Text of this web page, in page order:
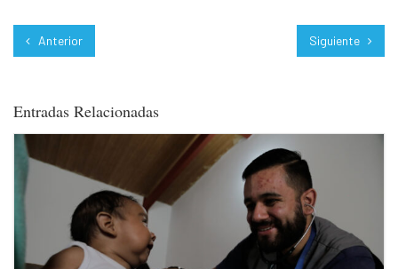
Anterior Siguiente
Entradas Relacionadas